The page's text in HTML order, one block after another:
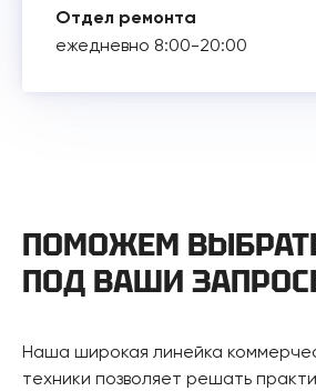
Отдел ремонта
ежедневно 8:00-20:00
ПОМОЖЕМ
ПОД ВАШИ
Наша широкая линейка
техники позволяет решать